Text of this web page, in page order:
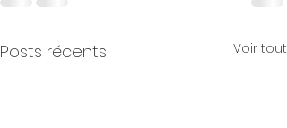
Posts récents Voir tout